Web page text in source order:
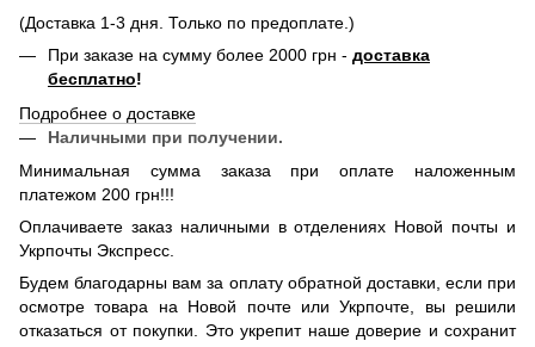
(Доставка 1-3 дня. Только по предоплате.)
При заказе на сумму более 2000 грн - доставка
бесплатно!
Подробнее о доставке
Наличными при получении.
Минимальная сумма заказа при оплате наложенным
платежом 200 грн!!!
Оплачиваете заказ наличными в отделениях Новой почты и
Укрпочты Экспресс.
Будем благодарны вам за оплату обратной доставки, если при
осмотре товара на Новой почте или Укрпочте, вы решили
отказаться от покупки. Это укрепит наше доверие и сохранит